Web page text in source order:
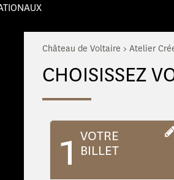
Château de Voltaire > Atelier
CHOISISSEZ
1 VOTRE
BILLET